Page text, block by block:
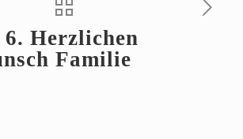
Herzlichen
Familie